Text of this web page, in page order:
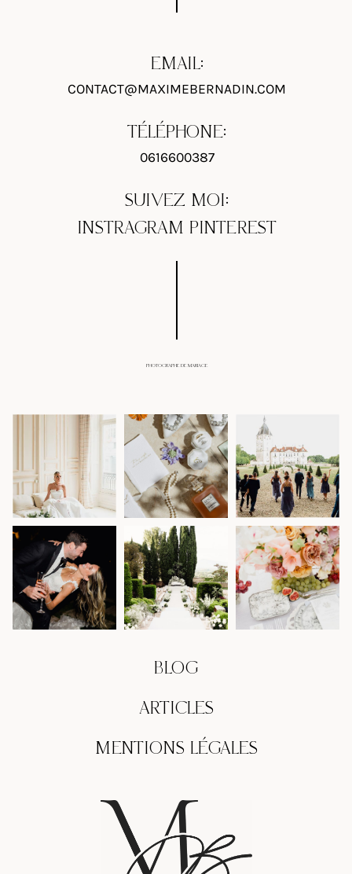
EMAIL:
CONTACT@MAXIMEBERNADIN.COM
TÉLÉPHONE:
0616600387
SUIVEZ MOI:
INSTRAGRAM PINTEREST
PHOTOGRAPHE DE MARIAGE
BLOG
ARTICLES
MENTIONS LÉGALES